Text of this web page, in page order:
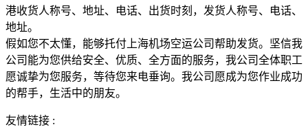
港收货人称号、地址、电话、出货时刻，发货人称号、电话、
地址。
假如您不太懂，能够托付上海机场空运公司帮助发货。坚信我
公司能为您供给安全、优质、全方面的服务，我公司全体职工
愿诚挚为您服务，等待您来电垂询。我公司愿成为您作业成功
的帮手，生活中的朋友。
友情链接 :